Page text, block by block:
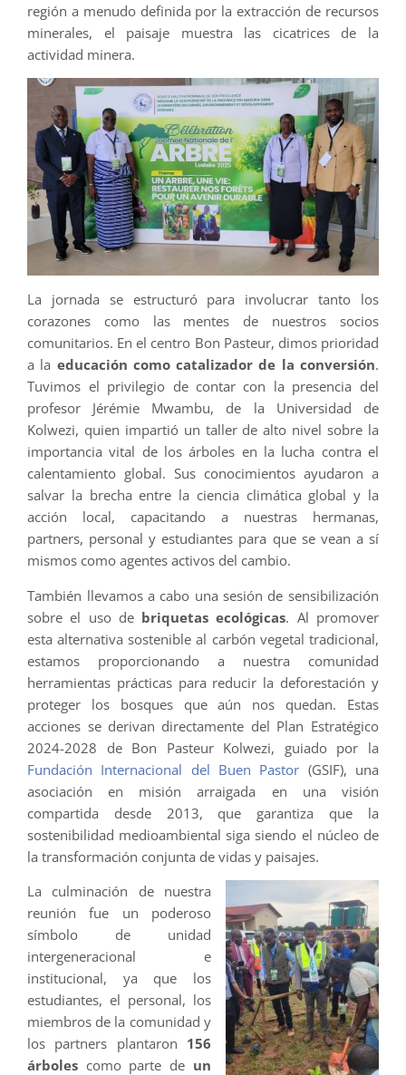
región a menudo definida por la extracción de recursos
minerales, el paisaje muestra las cicatrices de la
actividad minera.
La jornada se estructuró para involucrar tanto los
corazones como las mentes de nuestros socios
comunitarios. En el centro Bon Pasteur, dimos prioridad
a la educación como catalizador de la conversión.
Tuvimos el privilegio de contar con la presencia del
profesor Jérémie Mwambu, de la Universidad de
Kolwezi, quien impartió un taller de alto nivel sobre la
importancia vital de los árboles en la lucha contra el
calentamiento global. Sus conocimientos ayudaron a
salvar la brecha entre la ciencia climática global y la
acción local, capacitando a nuestras hermanas,
partners, personal y estudiantes para que se vean a sí
mismos como agentes activos del cambio.
También llevamos a cabo una sesión de sensibilización
sobre el uso de briquetas ecológicas. Al promover
esta alternativa sostenible al carbón vegetal tradicional,
estamos proporcionando a nuestra comunidad
herramientas prácticas para reducir la deforestación y
proteger los bosques que aún nos quedan. Estas
acciones se derivan directamente del Plan Estratégico
2024-2028 de Bon Pasteur Kolwezi, guiado por la
Fundación Internacional del Buen Pastor (GSIF), una
asociación en misión arraigada en una visión
compartida desde 2013, que garantiza que la
sostenibilidad medioambiental siga siendo el núcleo de
la transformación conjunta de vidas y paisajes.
La culminación de nuestra
reunión fue un poderoso
símbolo de unidad
intergeneracional e
institucional, ya que los
estudiantes, el personal, los
miembros de la comunidad y
los partners plantaron 156
árboles como parte de un